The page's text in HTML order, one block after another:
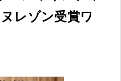
レゾン受賞ワ